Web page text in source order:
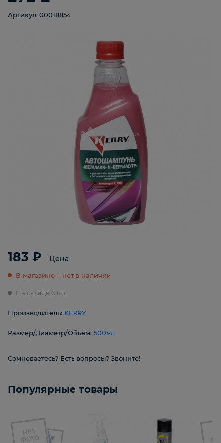
Артикул: 00018854
183 ₽ Цена
В магазине – нет в наличии
На складе 6 шт.
Производитель: KERRY
Размер/Диаметр/Объем: 500мл
Сомневаетесь? Есть вопросы? Звоните!
Популярные товары